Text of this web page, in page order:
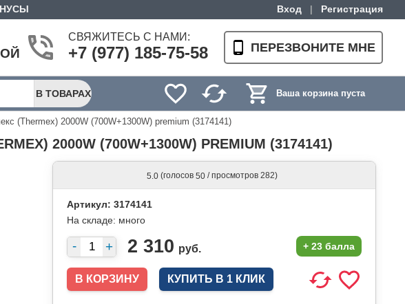
Вход | Регистрация
СВЯЖИТЕСЬ С НАМИ:
+7 (977) 185-75-58 ПЕРЕЗВОНИТЕ МНЕ
Ваша корзина пуста
В ТОВАРАХ
(Thermex) 2000W (700W+1300W) premium (3174141)
2000W (700W+1300W) PREMIUM (3174141)
5.0 (голосов 50 / просмотров 282)
Артикул: 3174141
На складе: много
2 310 руб. + 23 балла
КУПИТЬ В 1 КЛИК